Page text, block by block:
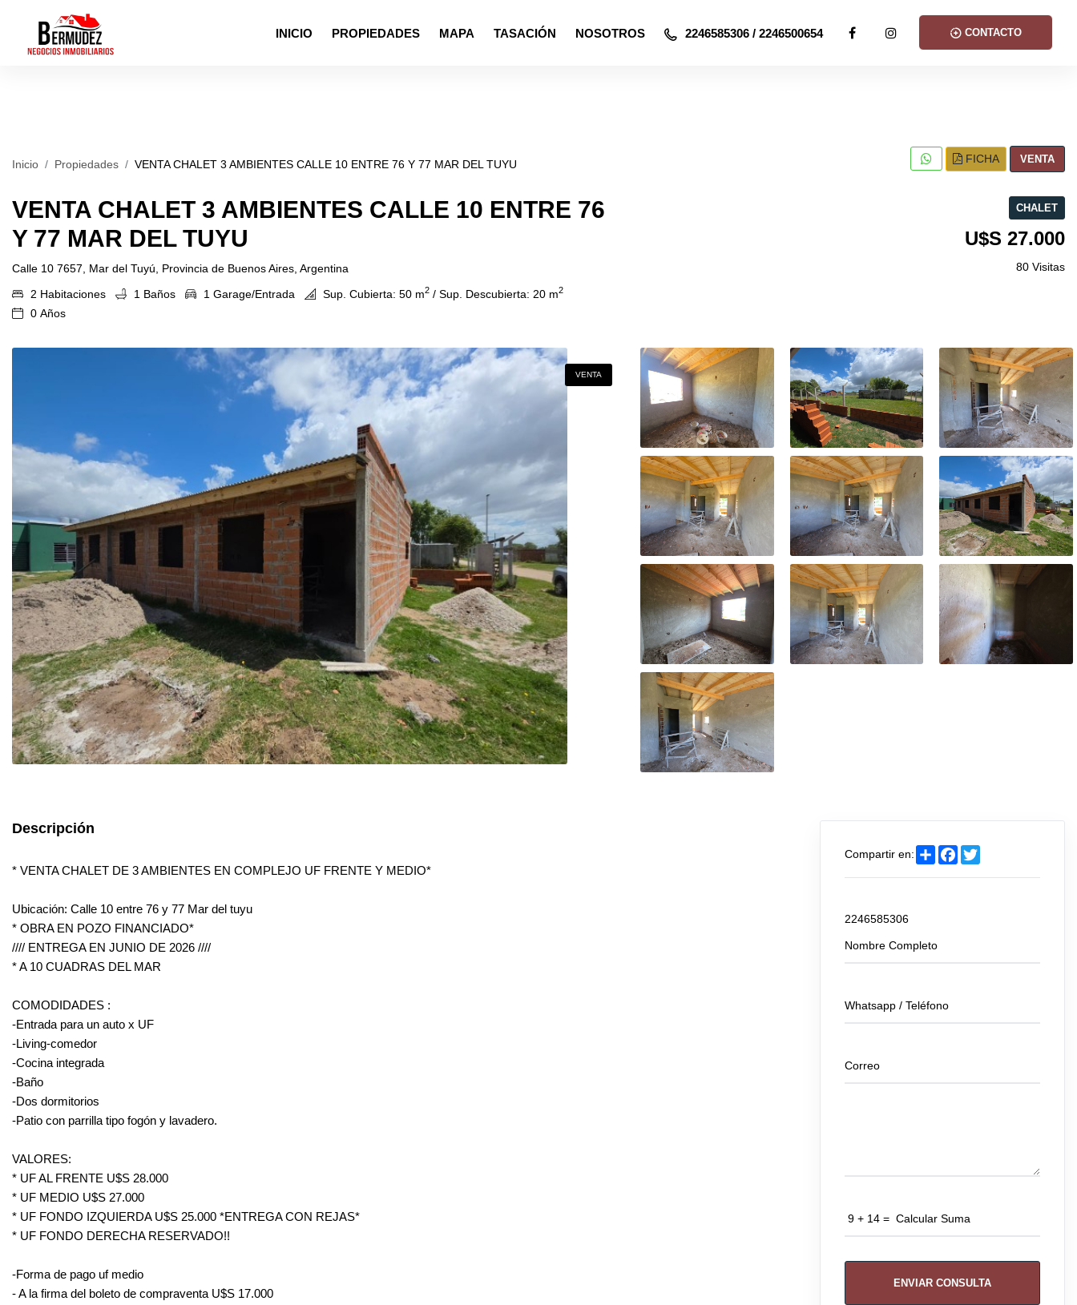
INICIO PROPIEDADES MAPA TASACIÓN NOSOTROS 2246585306 / 2246500654 CONTACTO
Inicio Propiedades VENTA CHALET 3 AMBIENTES CALLE 10 ENTRE 76 Y 77 MAR DEL TUYU
VENTA CHALET 3 AMBIENTES CALLE 10 ENTRE 76
Y 77 MAR DEL TUYU
Calle 10 7657, Mar del Tuyú, Provincia de Buenos Aires, Argentina
2 Habitaciones
1 Baños 1 Garage/Entrada Sup. Cubierta: 50 m2 / Sup. Descubierta: 20 m2
0 Años
FICHA VENTA
CHALET
U$S 27.000
80 Visitas
VENTA
Descripción
* VENTA CHALET DE 3 AMBIENTES EN COMPLEJO UF FRENTE Y MEDIO*
Ubicación: Calle 10 entre 76 y 77 Mar del tuyu
* OBRA EN POZO FINANCIADO*
//// ENTREGA EN JUNIO DE 2026 ////
* A 10 CUADRAS DEL MAR
COMODIDADES :
-Entrada para un auto x UF
-Living-comedor
-Cocina integrada
-Baño
-Dos dormitorios
-Patio con parrilla tipo fogón y lavadero.
VALORES:
* UF AL FRENTE U$S 28.000
* UF MEDIO U$S 27.000
* UF FONDO IZQUIERDA U$S 25.000 *ENTREGA CON REJAS*
* UF FONDO DERECHA RESERVADO!!
-Forma de pago uf medio
- A la firma del boleto de compraventa U$S 17.000
Compartir en: ShareFacebook
2246585306
ENVIAR CONSULTA